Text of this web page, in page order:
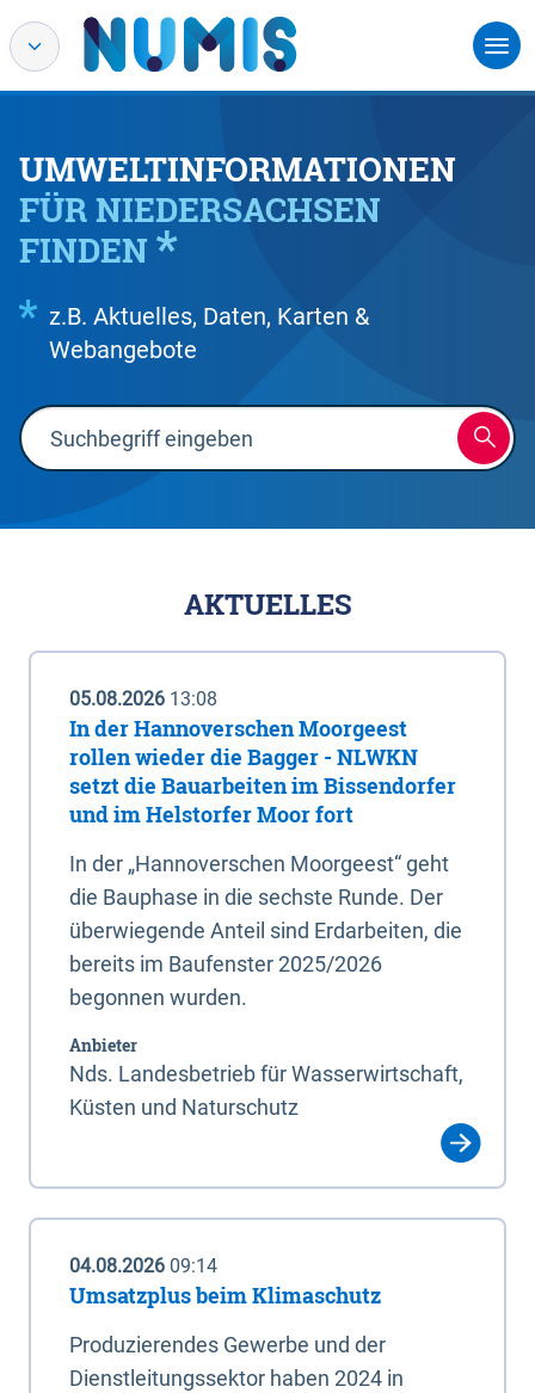
UMWELTINFORMATIONEN
FÜR NIEDERSACHSEN
FINDEN
z.B. Aktuelles, Daten, Karten &
Webangebote
AKTUELLES
05.08.2026 13:08
In der Hannoverschen Moorgeest
rollen wieder die Bagger - NLWKN
setzt die Bauarbeiten im Bissendorfer
und im Helstorfer Moor fort
In der „Hannoverschen Moorgeest“ geht
die Bauphase in die sechste Runde. Der
überwiegende Anteil sind Erdarbeiten, die
bereits im Baufenster 2025/2026
begonnen wurden.
Anbieter
Nds. Landesbetrieb für Wasserwirtschaft,
Küsten und Naturschutz
04.08.2026 09:14
Umsatzplus beim Klimaschutz
Produzierendes Gewerbe und der
Dienstleitungssektor haben 2024 in